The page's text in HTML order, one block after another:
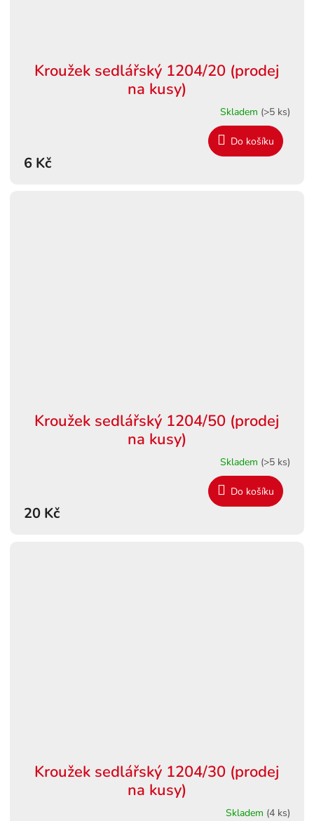
Kroužek sedlářský 1204/20 (prodej
na kusy)
Skladem (>5 ks)
6 Kč
Do košíku
Kroužek sedlářský 1204/50 (prodej
na kusy)
Skladem (>5 ks)
20 Kč
Do košíku
Kroužek sedlářský 1204/30 (prodej
na kusy)
Skladem (4 ks)